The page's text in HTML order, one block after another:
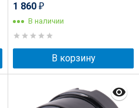
1 860 ₽
В наличии
В корзину